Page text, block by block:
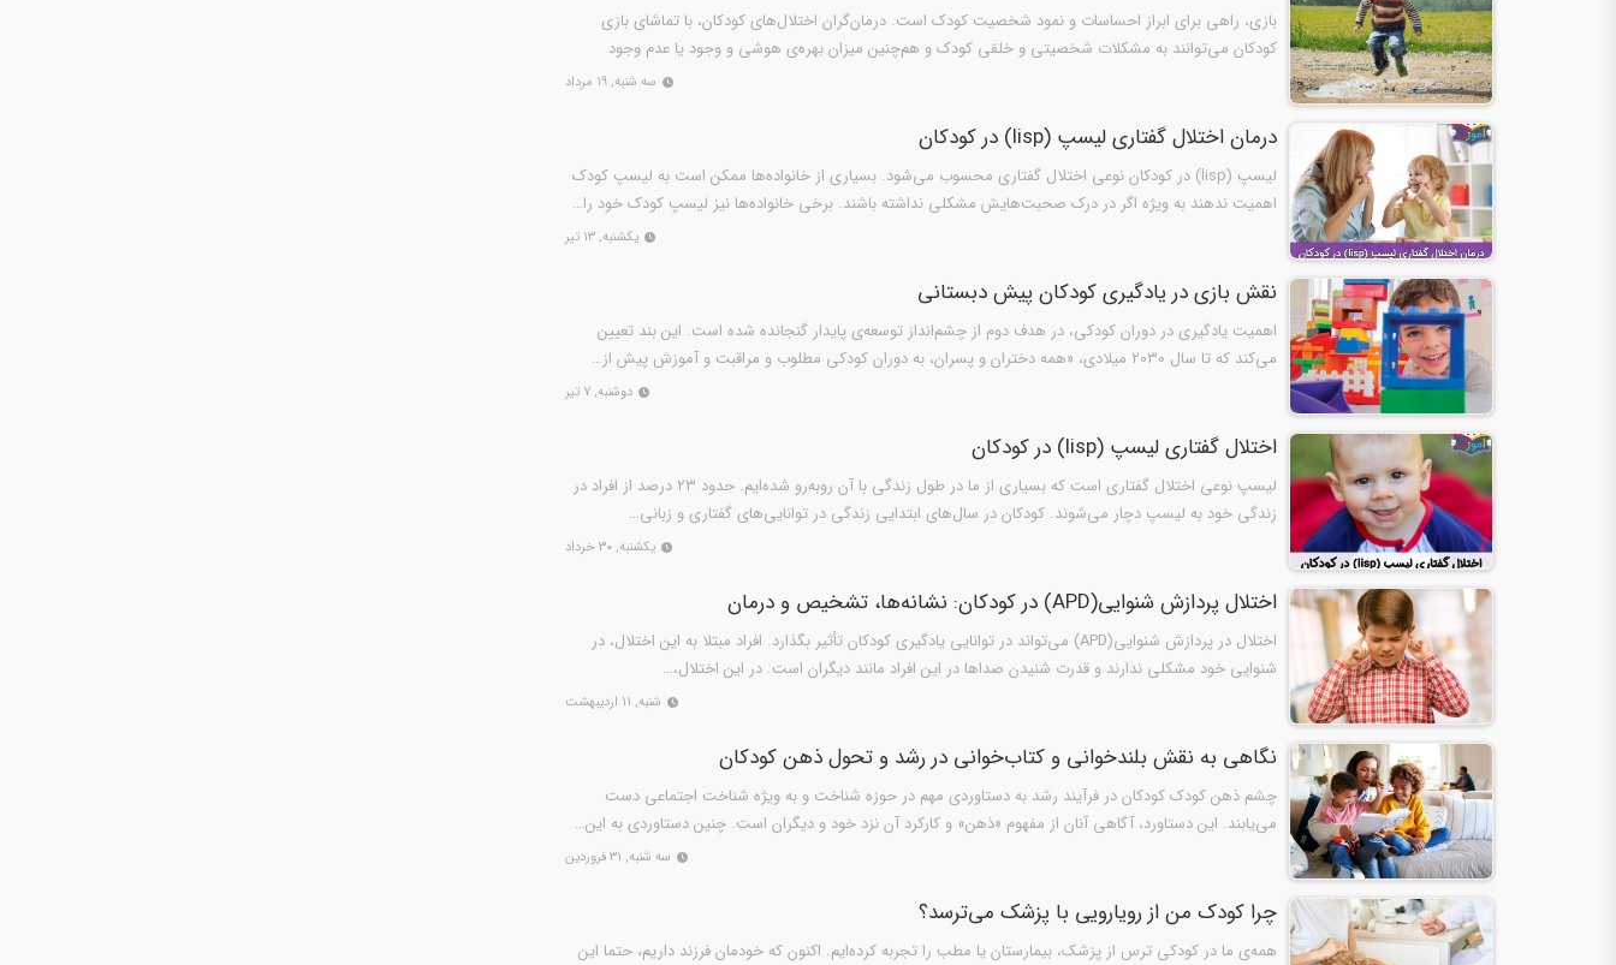
بازی، راهی برای ابراز احساسات و نمود شخصیت کودک است. درمان‌گران اختلال‌های کودکان، با تماشای بازی
کودکان می‌توانند به مشکلات شخصیتی و خلقی کودک و هم‌چنین میزان بهره‌ی هوشی و وجود یا عدم وجود
سه شنبه, ۱۹ مرداد
درمان اختلال گفتاری لیسپ (lisp) در کودکان
لیسپ (lisp) در کودکان نوعی اختلال گفتاری محسوب می‌شود. بسیاری از خانواده‌ها ممکن است به لیسپ کودک
اهمیت ندهند به ویژه اگر در درک صحبت‌هایش مشکلی نداشته باشند. برخی خانواده‌ها نیز لیسپ کودک خود را…
یکشنبه, ۱۳ تیر
نقش بازی در یادگیری کودکان پیش دبستانی
اهمیت یادگیری در دوران کودکی، در هدف دوم از چشم‌انداز توسعه‌ی پایدار گنجانده شده است. این بند تعیین
می‌کند که تا سال 2030 میلادی، «همه دختران و پسران، به دوران کودکی مطلوب و مراقبت و آموزش پیش از…
دوشنبه, ۷ تیر
اختلال گفتاری لیسپ (lisp) در کودکان
لیسپ نوعی اختلال گفتاری است که بسیاری از ما در طول زندگی با آن روبه‌رو شده‌ایم. حدود 23 درصد از افراد در
زندگی خود به لیسپ دچار می‌شوند. کودکان در سال‌های ابتدایی زندگی در توانایی‌های گفتاری و زبانی…
یکشنبه, ۳۰ خرداد
اختلال پردازش شنوایی(APD) در کودکان: نشانه‌ها، تشخیص و درمان
اختلال در پردازش شنوایی(APD) می‌تواند در توانایی یادگیری کودکان تأثیر بگذارد. افراد مبتلا به این اختلال، در
شنوایی خود مشکلی ندارند و قدرت شنیدن صداها در این افراد مانند دیگران است. در این اختلال،…
شنبه, ۱۱ اردیبهشت
نگاهى به نقش بلندخوانى و كتاب‌خوانی در رشد و تحول ذهن كودكان
چشم ذهن كودك کودکان در فرآیند رشد به دستاوردی مهم در حوزه شناخت و به ویژه شناخت اجتماعی دست
می‌یابند. این دستاورد، آگاهی آنان از مفهوم «ذهن» و کارکرد آن نزد خود و دیگران است. چنین دستاوردی به این…
سه شنبه, ۳۱ فروردین
چرا کودک من از رویارویی با پزشک می‌ترسد؟
همه‌‌ی ما در کودکی ترس از پزشک، بیمارستان یا مطب را تجربه کرده‌ایم. اکنون که خودمان فرزند داریم، حتما این